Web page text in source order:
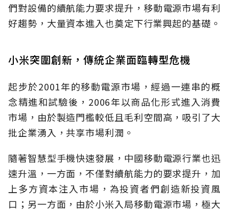
們對設備的續航能力要求提升，移動電源市場有利
好趨勢，大量資本進入也奠定下行業興起的基礎。
小米突圍創新，傳統企業面臨轉型危機
起步於2001年的移動電源市場，經過一連串的概
念精進和試驗後，2006年以商品化形式進入消費
市場，由於製造門檻較低且毛利空間高，吸引了大
批企業湧入，共享市場利潤。
隨著智慧型手機快速發展，中國移動電源行業也迅
速升溫，一方面，不僅對續航能力的要求提升，加
上多方資本注入市場，為投資者們創造新投資風
口；另一方面，由於小米入局移動電源市場，極大